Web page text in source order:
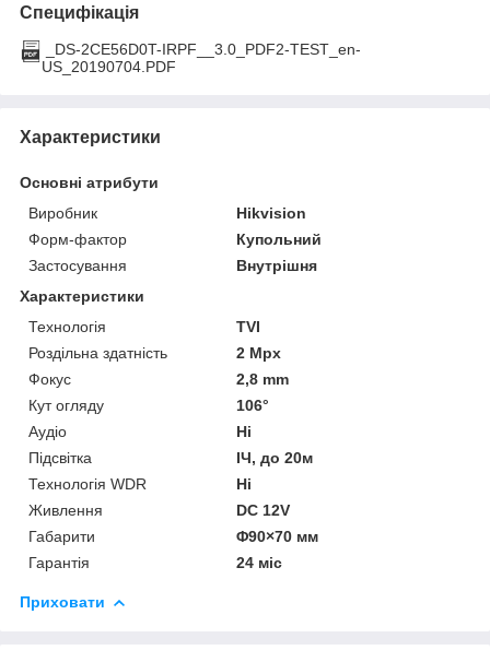
Специфікація
_DS-2CE56D0T-IRPF__3.0_PDF2-TEST_en-
US_20190704.PDF
Характеристики
Основні атрибути
Виробник
Hikvision
Форм-фактор
Купольний
Застосування
Внутрішня
Характеристики
Технологія
TVI
Роздільна здатність
2 Mpx
Фокус
2,8 mm
Кут огляду
106°
Аудіо
Ні
Підсвітка
ІЧ, до 20м
Технологія WDR
Ні
Живлення
DC 12V
Габарити
Φ90×70 мм
Гарантія
24 міс
Приховати